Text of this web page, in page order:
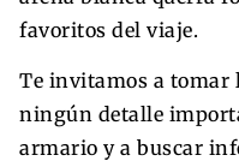
favoritos del viaje.
Te invitamos a tomar
ningún detalle
armario y a buscar